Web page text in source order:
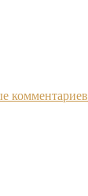
комментариев